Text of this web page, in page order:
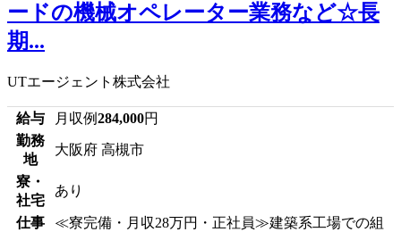
ードの機械オペレーター業務など☆長
期...
UTエージェント株式会社
給与 月収例284,000円
勤務
地
大阪府 高槻市
寮・
社宅
あり
仕事
≪寮完備・月収28万円・正社員≫建築系工場での組